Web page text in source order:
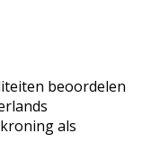
beoordelen
als